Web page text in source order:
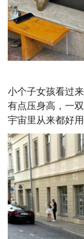
小个子女孩看过
有点压身高，一
宇宙里从来都好用